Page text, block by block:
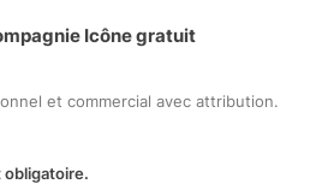
Icône gratuit
et commercial avec attribution.